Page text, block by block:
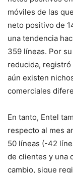
móviles de las
neto positivo de
una tendencia
359 líneas. Por
reducida,
aún existen
comerciales
En tanto, Entel
respecto al mes
50 líneas (-42
de clientes y una
cambio, sigue